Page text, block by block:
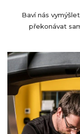
Baví nás
překonávat